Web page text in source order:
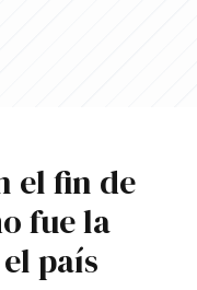
el fin de
fue la
país